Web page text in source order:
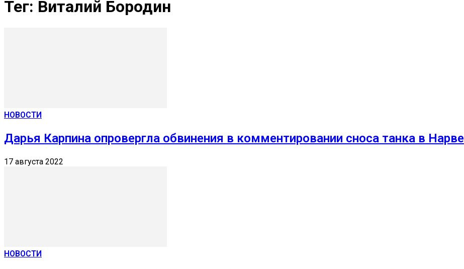
Тег: Виталий Бородин
НОВОСТИ
Дарья Карпина опровергла обвинения в комментировании сноса танка в Нарве
17 августа 2022
НОВОСТИ